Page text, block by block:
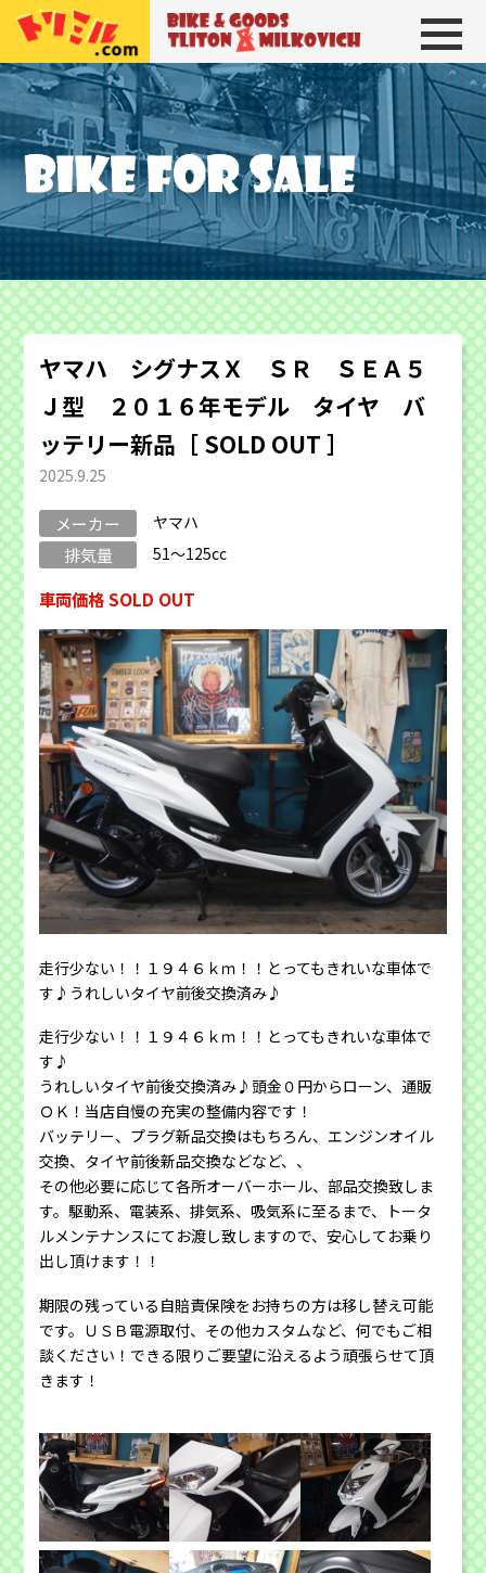
トリトン＆ミルコビッチ BIKE＆
ヤマハ シグナスＸ ＳＲ ＳＥＡ５
Ｊ型 ２０１６年モデル タイヤ バ
ッテリー新品［ SOLD OUT ］
2025.9.25
メーカー ヤマハ
排気量 51～125cc
車両価格 SOLD OUT
走行少ない！！１９４６ｋｍ！！とってもきれいな車体で
す♪うれしいタイヤ前後交換済み♪
走行少ない！！１９４６ｋｍ！！とってもきれいな車体で
す♪
うれしいタイヤ前後交換済み♪頭金０円からローン、通販
ＯＫ！当店自慢の充実の整備内容です！
バッテリー、プラグ新品交換はもちろん、エンジンオイル
交換、タイヤ前後新品交換などなど、、
その他必要に応じて各所オーバーホール、部品交換致しま
す。駆動系、電装系、排気系、吸気系に至るまで、トータ
ルメンテナンスにてお渡し致しますので、安心してお乗り
出し頂けます！！
期限の残っている自賠責保険をお持ちの方は移し替え可能
です。ＵＳＢ電源取付、その他カスタムなど、何でもご相
談ください！できる限りご要望に沿えるよう頑張らせて頂
きます！